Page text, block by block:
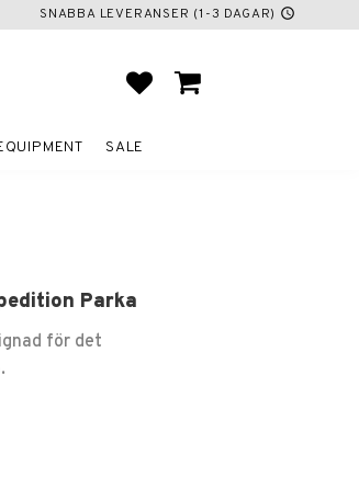
SNABBA LEVERANSER (1-3 DAGAR) schedule
FAVORITES
BASKET
SALE
Parka
för det